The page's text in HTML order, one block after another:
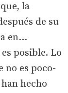
la
de su
en...
posible. Lo
no es poco-
hecho